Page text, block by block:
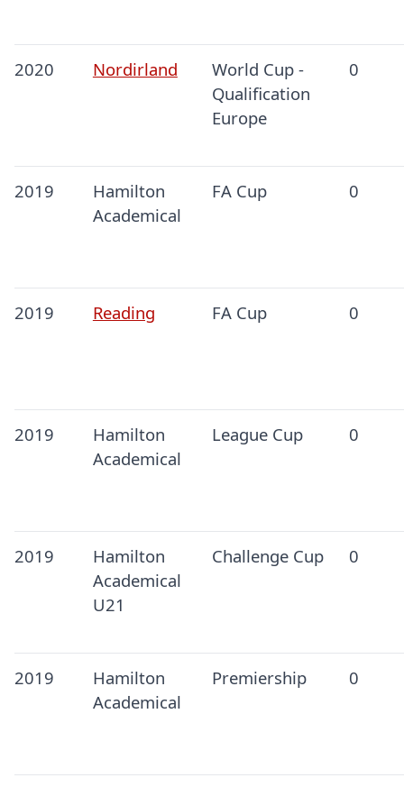
2020 Nordirland
World Cup -
Qualification
Europe
0
2019
Hamilton
Academical
FA Cup 0
2019 Reading FA Cup 0
2019
Hamilton
Academical
League Cup 0
2019
Hamilton
Academical
U21
Challenge Cup 0
2019
Hamilton
Academical
Premiership 0